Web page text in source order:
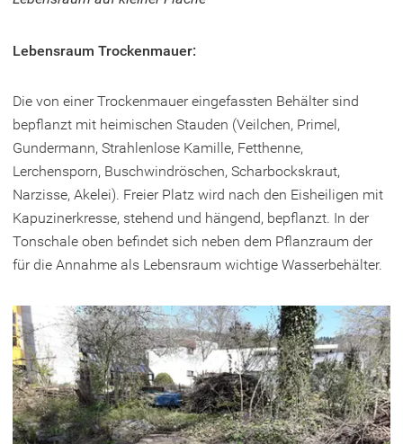
Lebensraum Trockenmauer:
Die von einer Trockenmauer eingefassten Behälter sind
bepflanzt mit heimischen Stauden (Veilchen, Primel,
Gundermann, Strahlenlose Kamille, Fetthenne,
Lerchensporn, Buschwindröschen, Scharbockskraut,
Narzisse, Akelei). Freier Platz wird nach den Eisheiligen mit
Kapuzinerkresse, stehend und hängend, bepflanzt. In der
Tonschale oben befindet sich neben dem Pflanzraum der
für die Annahme als Lebensraum wichtige Wasserbehälter.